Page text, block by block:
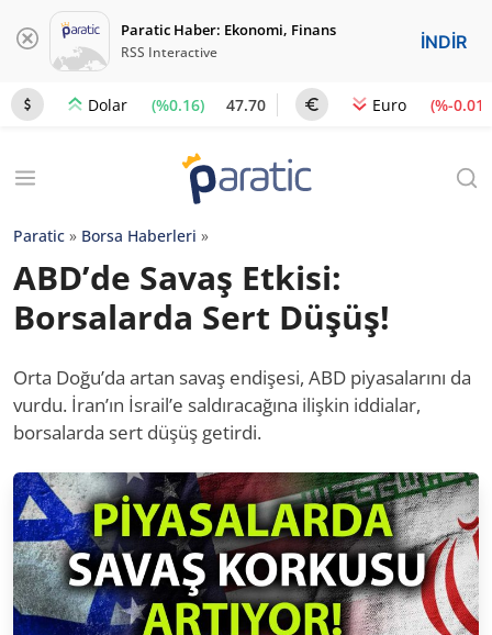
Paratic Haber: Ekonomi, Finans
RSS Interactive İNDİR
Dolar (%0.16) 47.70 Euro (%-0.01)
Paratic » Borsa Haberleri »
ABD’de Savaş Etkisi:
Borsalarda Sert Düşüş!
Orta Doğu’da artan savaş endişesi, ABD piyasalarını da
vurdu. İran’ın İsrail’e saldıracağına ilişkin iddialar,
borsalarda sert düşüş getirdi.